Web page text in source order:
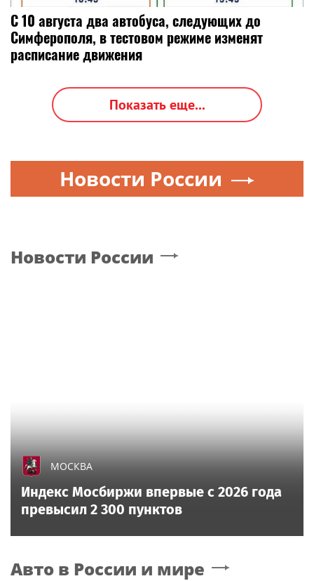
С 10 августа два автобуса, следующих до
Симферополя, в тестовом режиме изменят
расписание движения
Показать еще...
Новости России
Новости России
МОСКВА
Индекс Мосбиржи впервые с 2026 года
превысил 2 300 пунктов
Авто в России и мире